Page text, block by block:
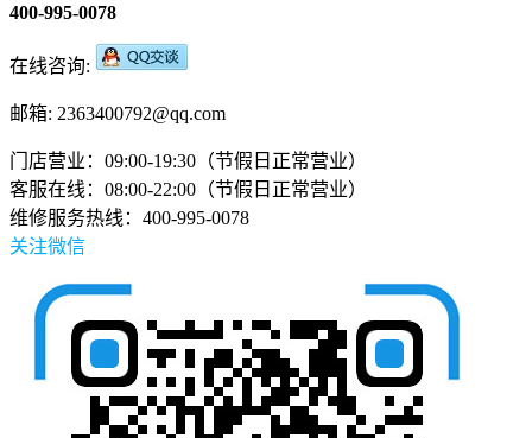
400-995-0078
在线咨询:
邮箱: 2363400792@qq.com
门店营业：09:00-19:30（节假日正常营业）
客服在线：08:00-22:00（节假日正常营业）
维修服务热线：400-995-0078
关注微信